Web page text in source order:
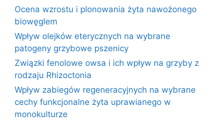
Ocena wzrostu i plonowania żyta nawożonego
biowęglem
Wpływ olejków eterycznych na wybrane
patogeny grzybowe pszenicy
Związki fenolowe owsa i ich wpływ na grzyby z
rodzaju Rhizoctonia
Wpływ zabiegów regeneracyjnych na wybrane
cechy funkcjonalne żyta uprawianego w
monokulturze